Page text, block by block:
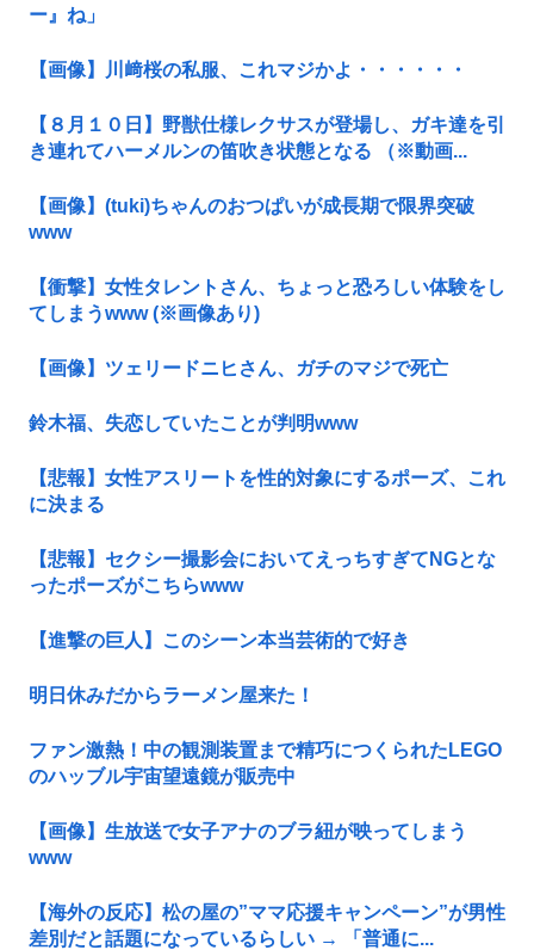
ー』ね」
【画像】川﨑桜の私服、これマジかよ・・・・・・
【８月１０日】野獣仕様レクサスが登場し、ガキ達を引
き連れてハーメルンの笛吹き状態となる （※動画...
【画像】(tuki)ちゃんのおつぱいが成長期で限界突破
www
【衝撃】女性タレントさん、ちょっと恐ろしい体験をし
てしまうwww (※画像あり)
【画像】ツェリードニヒさん、ガチのマジで死亡
鈴木福、失恋していたことが判明www
【悲報】女性アスリートを性的対象にするポーズ、これ
に決まる
【悲報】セクシー撮影会においてえっちすぎてNGとな
ったポーズがこちらwww
【進撃の巨人】このシーン本当芸術的で好き
明日休みだからラーメン屋来た！
ファン激熱！中の観測装置まで精巧につくられたLEGO
のハッブル宇宙望遠鏡が販売中
【画像】生放送で女子アナのブラ紐が映ってしまう
www
【海外の反応】松の屋の”ママ応援キャンペーン”が男性
差別だと話題になっているらしい → 「普通に...